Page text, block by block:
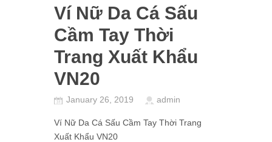
Ví Nữ Da Cá Sấu
Cầm Tay Thời
Trang Xuất Khẩu
VN20
January 26, 2019 admin
Ví Nữ Da Cá Sấu Cầm Tay Thời Trang
Xuất Khẩu VN20